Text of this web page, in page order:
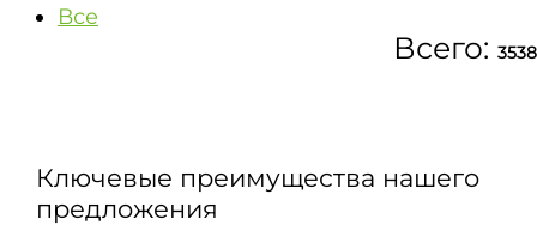
Все
Всего:
Ключевые преимущества нашего
предложения